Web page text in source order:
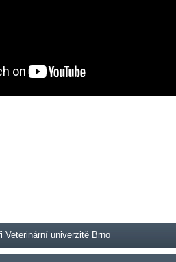
univerzitě Brno